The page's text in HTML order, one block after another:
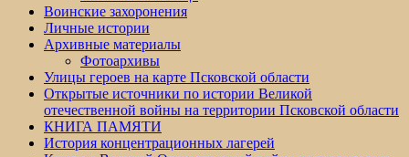
Воинские захоронения
Личные истории
Архивные материалы
Фотоархивы
Улицы героев на карте Псковской области
Открытые источники по истории Великой
отечественной войны на территории Псковской области
КНИГА ПАМЯТИ
История концентрационных лагерей